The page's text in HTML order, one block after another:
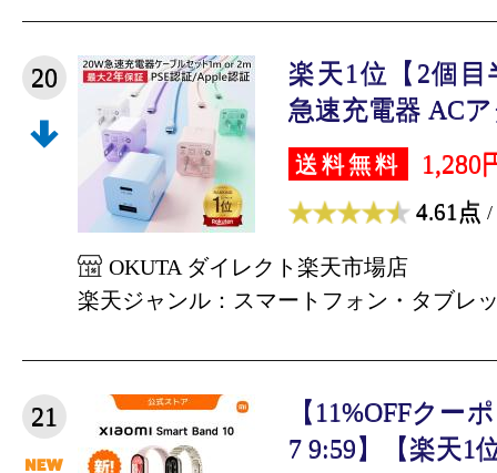
20
楽天1位【2個
急速充電器 AC
送料無料 1,280
4.61点 /
OKUTA ダイレクト楽天市場店
楽天ジャンル：スマートフォン・タブレ
21
【11%OFFクー
7 9:59】【楽天1